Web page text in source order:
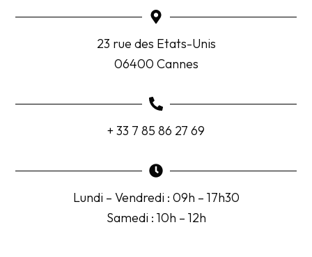
23 rue des Etats-Unis
06400 Cannes
+ 33 7 85 86 27 69
Lundi – Vendredi : 09h – 17h30
Samedi : 10h – 12h